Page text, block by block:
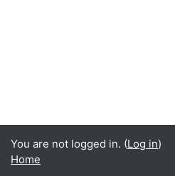
You are not logged in. (Log in)
Home